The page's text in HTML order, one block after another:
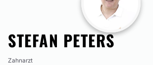
STEFAN PETERS
Zahnarzt